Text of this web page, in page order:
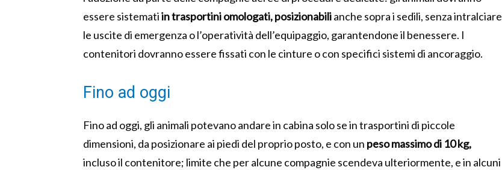
essere sistematiin trasportini omologati, posizionabilianche sopra i sedili, senza intralciare
le uscite di emergenza o l’operatività dell’equipaggio, garantendone il benessere. I
contenitori dovranno essere fissati con le cinture o con specifici sistemi di ancoraggio.
Fino ad oggi
Fino ad oggi, gli animali potevano andare in cabina solo se in trasportini di piccole
dimensioni, da posizionare ai piedi del proprio posto, e con un peso massimo di 10 kg,
incluso il contenitore; limite che per alcune compagnie scendeva ulteriormente, e in alcuni